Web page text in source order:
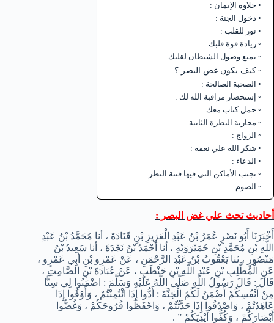
حلاوة الإيمان :
دخول الجنة :
نور للقلب :
زيادة قوة قلبك :
يمنع وصول الشيطان لقلبك :
كيف يكون غض البصر ؟
الصحبة الصالحة :
إستحضار مراقبة الله لك :
حمل كتاب معك :
محاربة النظرة الثانية :
الزواج :
شكر الله علي نعمه :
الدعاء :
تجنب الأماكن التي فيها فتنة النظر :
الصوم :
أحاديث تحث علي غض البصر :
أَخْبَرَنَا أَبُو نَصْرٍ عُمَرُ بْنُ عَبْدِ الْعَزِيزِ بْنِ قَتَادَةَ ، أنا مُحَمَّدُ بْنُ عَبْدِ
اللَّهِ بْنِ مُحَمَّدِ بْنِ حُمَيْرَوَيْهِ ، أنا أحْمَدُ بْنُ نَجْدَةَ ، أنا سَعِيدُ بْنُ
مَنْصُورٍ ، ثنا يَعْقُوبُ بْنُ عَبْدِ الرَّحْمَنِ ، عَنْ عَمْرِو بْنِ أَبِي عَمْرٍو ،
عَنِ الْمُطَّلِبِ بْنِ عَبْدِ اللَّهِ بْنِ حَنْطَبٍ ، عَنْ عُبَادَةَ بْنِ الصَّامِتِ ،
قَالَ : قَالَ رَسُولُ اللَّهِ صَلَّى اللَّهُ عَلَيْهِ وَسَلَّمَ : اضْمَنُوا لِي سِتًّا
مِنْ أَنْفُسِكُمْ أَضْمَنُ لَكُمُ الْجَنَّةَ : أَدُّوا إِذَا ائْتُمِنْتُمْ ، وَأَوْفُوا إِذَا
عَاهَدْتُمْ ، وَاصْدُقُوا إِذَا حَدَّثْتُمْ ، وَاحْفَظُوا فُرُوجَكُمْ ، وَغُضُّوا
أَبْصَارَكُمْ ، وَكُفُّوا أَيْدِيَكُمْ ” .